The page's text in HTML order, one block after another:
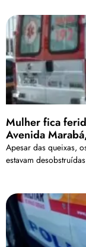
Mulher fica
Avenida
Apesar das queixas,
estavam